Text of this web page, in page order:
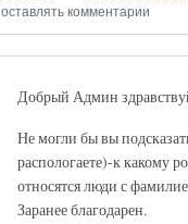
оставлять комментарии
Добрый Админ
Не могли бы вы
распологаете)-к какому
относятся люди с
Заранее благодарен.